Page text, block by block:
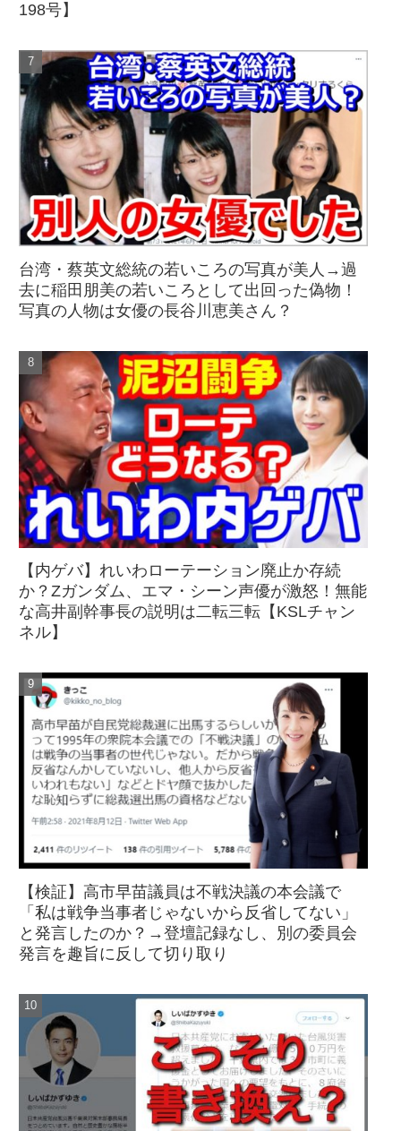
198号】
台湾・蔡英文総統の若いころの写真が美人→過
去に稲田朋美の若いころとして出回った偽物！
写真の人物は女優の長谷川恵美さん？
【内ゲバ】れいわローテーション廃止か存続
か？Zガンダム、エマ・シーン声優が激怒！無能
な高井副幹事長の説明は二転三転【KSLチャン
ネル】
【検証】高市早苗議員は不戦決議の本会議で
「私は戦争当事者じゃないから反省してない」
と発言したのか？→登壇記録なし、別の委員会
発言を趣旨に反して切り取り